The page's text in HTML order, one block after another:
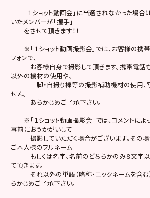
「１ショット動画会」に当選されなかった場合
いたメンバーが「握手」
をさせて頂きます！！
※「１ショット動画撮影会」では、お客様の携帯
フォンで、
お客様自身で撮影して頂きます。携帯電話も
以外の機材の使用や、
三脚・自撮り棒等の撮影補助機材の使用、
せん。
あらかじめご了承下さい。
※「１ショット動画撮影会」では、コメントによ
事前におうかがいして
撮影していただく場合がございます。その場
ご本人様のフルネーム
もしくは名字、名前のどちらかのみ８文字以
て頂きます。
それ以外の単語（略称・ニックネームを含む）
らかじめご了承下さい。